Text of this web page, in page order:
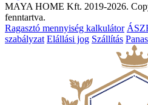
MAYA HOME Kft. 2019-2026.
fenntartva.
Ragasztó mennyiség kalkulátor
szabályzat Elállási jog Szállítás